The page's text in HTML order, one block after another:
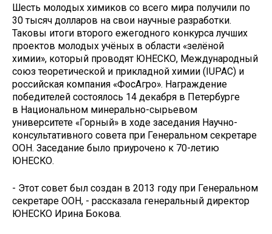
Шесть молодых химиков со всего мира получили по
30 тысяч долларов на свои научные разработки.
Таковы итоги второго ежегодного конкурса лучших
проектов молодых учёных в области «зелёной
химии», который проводят ЮНЕСКО, Международный
союз теоретической и прикладной химии (IUPAС) и
российская компания «ФосАгро». Награждение
победителей состоялось 14 декабря в Петербурге
в Национальном минерально-сырьевом
университете «Горный» в ходе заседания Научно-
консультативного совета при Генеральном секретаре
ООН. Заседание было приурочено к ­70-летию
ЮНЕСКО.
- Этот совет был создан в 2013 году при Генеральном
секретаре ООН, - рассказала генеральный директор
ЮНЕСКО Ирина Бокова.